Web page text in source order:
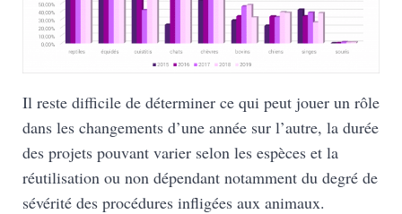
Il reste difficile de déterminer ce qui peut jouer un rôle
dans les changements d’une année sur l’autre, la durée
des projets pouvant varier selon les espèces et la
réutilisation ou non dépendant notamment du degré de
sévérité des procédures infligées aux animaux.